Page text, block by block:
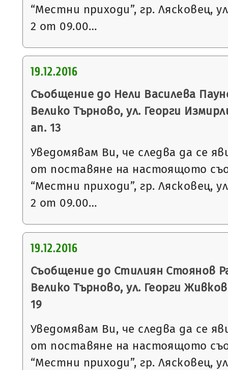
“Местни приходи”, гр. Лясковец,
2 от 09.00…
19.12.2016
Съобщение до Нели Василева
Велико Търново, ул. Георги
ап. 13
Уведомявам Ви, че следва да се
от поставяне на настоящото
“Местни приходи”, гр. Лясковец,
2 от 09.00…
19.12.2016
Съобщение до Стилиян Стоянов
Велико Търново, ул. Георги
19
Уведомявам Ви, че следва да се
от поставяне на настоящото
“Местни приходи”, гр. Лясковец,